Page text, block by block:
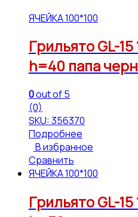
ЯЧЕЙКА 100*100
Грильято GL-
h=40 папа
0out of 5
(0)
SKU: 356370
Подробнее
В избранное
Сравнить
ЯЧЕЙКА 100*100
Грильято GL-